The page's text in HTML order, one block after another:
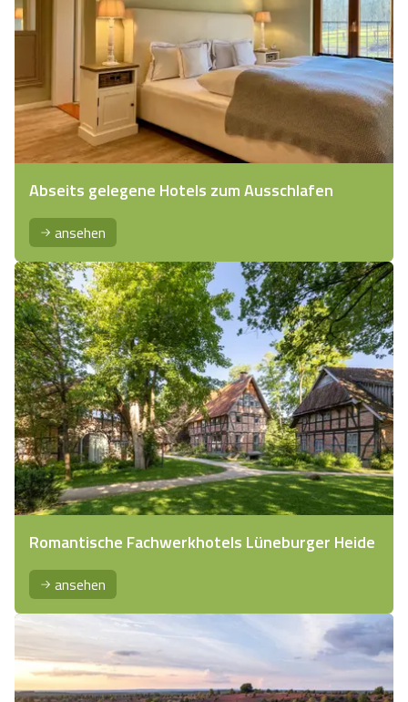
Abseits gelegene Hotels zum Ausschlafen
ansehen
Romantische Fachwerkhotels Lüneburger Heide
ansehen